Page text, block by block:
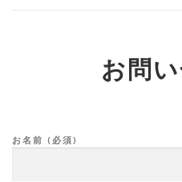
お問
お名前 (必須)